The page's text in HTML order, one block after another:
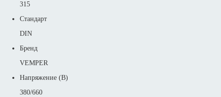
315
Стандарт
DIN
Бренд
VEMPER
Напряжение (В)
380/660